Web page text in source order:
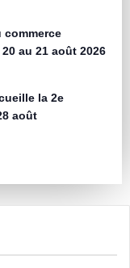
commerce
au 21 août 2026
la 2e
août